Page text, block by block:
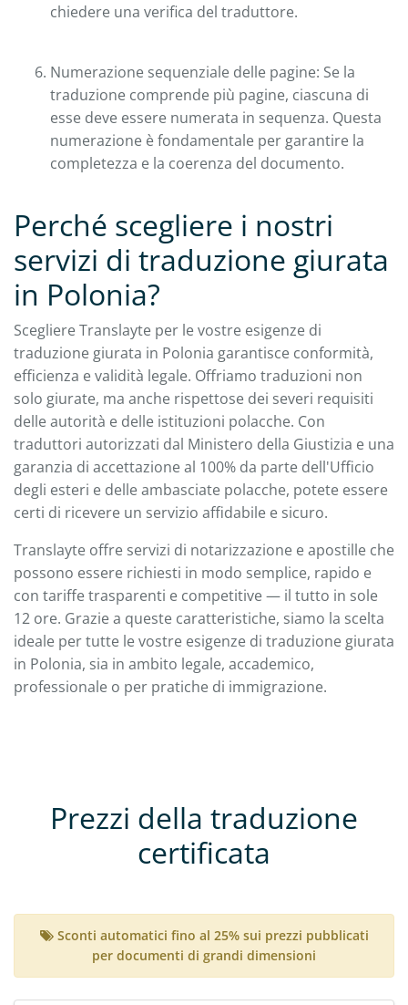
chiedere una verifica del traduttore.
Numerazione sequenziale delle pagine: Se la
traduzione comprende più pagine, ciascuna di
esse deve essere numerata in sequenza. Questa
numerazione è fondamentale per garantire la
completezza e la coerenza del documento.
Perché scegliere i nostri
servizi di traduzione giurata
in Polonia?
Scegliere Translayte per le vostre esigenze di
traduzione giurata in Polonia garantisce conformità,
efficienza e validità legale. Offriamo traduzioni non
solo giurate, ma anche rispettose dei severi requisiti
delle autorità e delle istituzioni polacche. Con
traduttori autorizzati dal Ministero della Giustizia e una
garanzia di accettazione al 100% da parte dell'Ufficio
degli esteri e delle ambasciate polacche, potete essere
certi di ricevere un servizio affidabile e sicuro.
Translayte offre servizi di notarizzazione e apostille che
possono essere richiesti in modo semplice, rapido e
con tariffe trasparenti e competitive — il tutto in sole
12 ore. Grazie a queste caratteristiche, siamo la scelta
ideale per tutte le vostre esigenze di traduzione giurata
in Polonia, sia in ambito legale, accademico,
professionale o per pratiche di immigrazione.
Prezzi della traduzione
certificata
Sconti automatici fino al 25% sui prezzi pubblicati
per documenti di grandi dimensioni